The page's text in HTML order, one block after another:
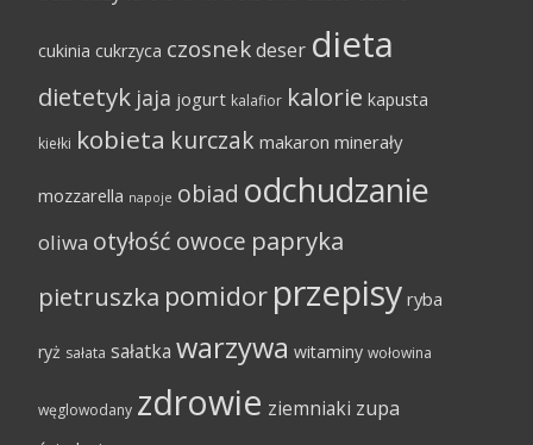
cukinia cukrzyca czosnekdeser dieta
dietetyk jaja jogurt kalafior kalorie kapusta
kiełki kobieta kurczak makaron minerały
mozzarella napoje obiad odchudzanie
oliwa otyłość owoce papryka
pietruszka pomidor przepisy ryba
ryż sałata sałatka warzywa witaminy wołowina
węglowodany zdrowie ziemniaki zupa